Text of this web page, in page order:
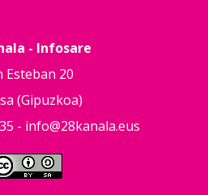
- Infosare
Esteban 20
(Gipuzkoa)
- info@28kanala.eus